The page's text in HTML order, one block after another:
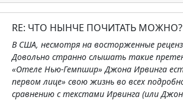
RE: ЧТО НЫНЧЕ ПОЧИТАТЬ МОЖНО?
В США, несмотря на восторженные
Довольно странно слышать такие
«Отеле Нью-Гемпшир» Джона Ирвинга
первом лице» свою жизнь во всех
сравнению с текстами Ирвинга (или